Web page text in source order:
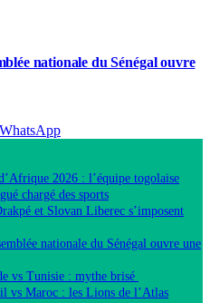
nationale du Sénégal ouvre
WhatsApp
2026 : l’équipe togolaise
chargé des sports
et Slovan Liberec s’imposent
nationale du Sénégal ouvre une
vs Tunisie : mythe brisé
vs Maroc : les Lions de l’Atlas